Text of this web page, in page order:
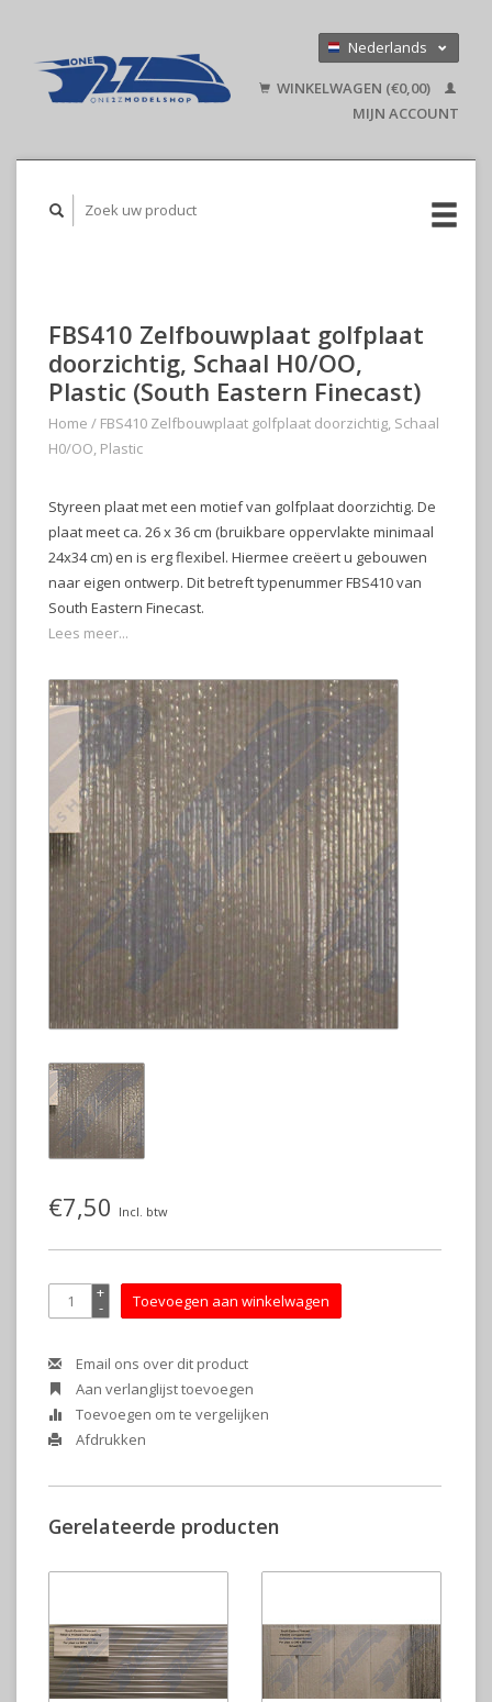
Nederlands
English
WINKELWAGEN (€0,00)
MIJN ACCOUNT
FBS410 Zelfbouwplaat golfplaat
doorzichtig, Schaal H0/OO,
Plastic (South Eastern Finecast)
Home / FBS410 Zelfbouwplaat golfplaat doorzichtig, Schaal
H0/OO, Plastic
Styreen plaat met een motief van golfplaat doorzichtig. De
plaat meet ca. 26 x 36 cm (bruikbare oppervlakte minimaal
24x34 cm) en is erg flexibel. Hiermee creëert u gebouwen
naar eigen ontwerp. Dit betreft typenummer FBS410 van
South Eastern Finecast.
Lees meer...
€7,50 Incl. btw
+
- Toevoegen aan winkelwagen
Email ons over dit product
Aan verlanglijst toevoegen
Toevoegen om te vergelijken
Afdrukken
Gerelateerde producten